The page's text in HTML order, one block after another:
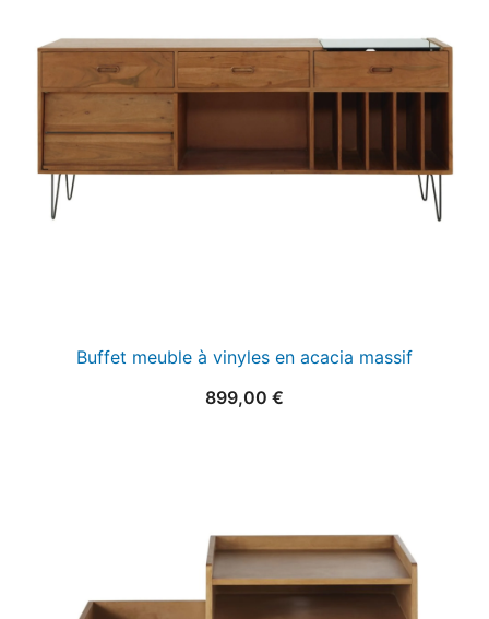
Buffet meuble à vinyles en acacia massif
899,00 €